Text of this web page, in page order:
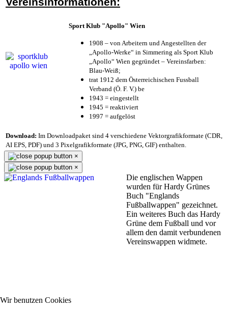
Wir benutzen Cookies
Sport Klub "Apollo" Wien
1908 – von Arbeitern und Angestellten der
„Apollo-Werke“ in Simmering als Sport Klub
„Apollo“ Wien gegründet – Vereinsfarben:
Blau-Weiß;
trat 1912 dem Österreichischen Fussball
Verband (Ö. F. V.) be
1943 = eingestellt
1945 = reaktiviert
1997 = aufgelöst
Download: Im Downloadpaket sind 4 verschiedene Vektorgrafikformate (CDR,
AI EPS, PDF) und 3 Pixelgrafikformate (JPG, PNG, GIF) enthalten.
×
×
Die englischen Wappen
wurden für Hardy Grünes
Buch "Englands
Fußballwappen" gezeichnet.
Ein weiteres Buch das Hardy
Grüne dem Fußball und vor
allem den damit verbundenen
Vereinswappen widmete.